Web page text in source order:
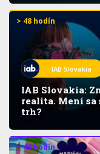
> 48 hodín
IAB Slovakia
IAB Slovakia:
realita. Mení
trh?
> 48 hodín